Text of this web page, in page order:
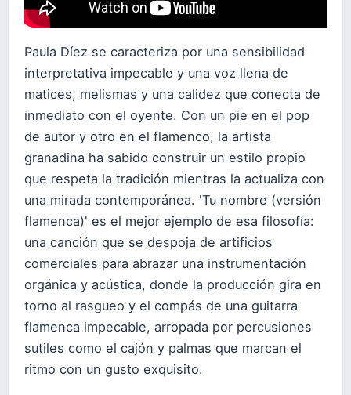
Paula Díez se caracteriza por una sensibilidad
interpretativa impecable y una voz llena de
matices, melismas y una calidez que conecta de
inmediato con el oyente. Con un pie en el pop
de autor y otro en el flamenco, la artista
granadina ha sabido construir un estilo propio
que respeta la tradición mientras la actualiza con
una mirada contemporánea. 'Tu nombre (versión
flamenca)' es el mejor ejemplo de esa filosofía:
una canción que se despoja de artificios
comerciales para abrazar una instrumentación
orgánica y acústica, donde la producción gira en
torno al rasgueo y el compás de una guitarra
flamenca impecable, arropada por percusiones
sutiles como el cajón y palmas que marcan el
ritmo con un gusto exquisito.